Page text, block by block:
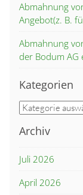
Abmahnung
Angebot(z. B.
Abmahnung
der Bodum AG
Kategorien
Kategorien
Archiv
Juli 2026
April 2026